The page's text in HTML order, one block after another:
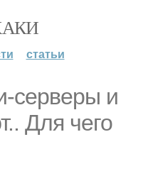
статьи
серверы и
Для чего